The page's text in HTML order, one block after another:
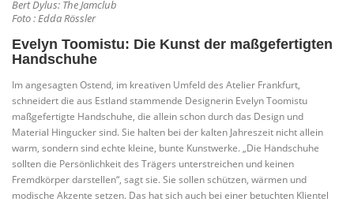
Bert Dylus: The Jamclub
Foto : Edda Rössler
Evelyn Toomistu: Die Kunst der maßgefertigten
Handschuhe
Im angesagten Ostend, im kreativen Umfeld des Atelier Frankfurt,
schneidert die aus Estland stammende Designerin Evelyn Toomistu
maßgefertigte Handschuhe, die allein schon durch das Design und
Material Hingucker sind. Sie halten bei der kalten Jahreszeit nicht allein
warm, sondern sind echte kleine, bunte Kunstwerke. „Die Handschuhe
sollten die Persönlichkeit des Trägers unterstreichen und keinen
Fremdkörper darstellen“, sagt sie. Sie sollen schützen, wärmen und
modische Akzente setzen. Das hat sich auch bei einer betuchten Klientel